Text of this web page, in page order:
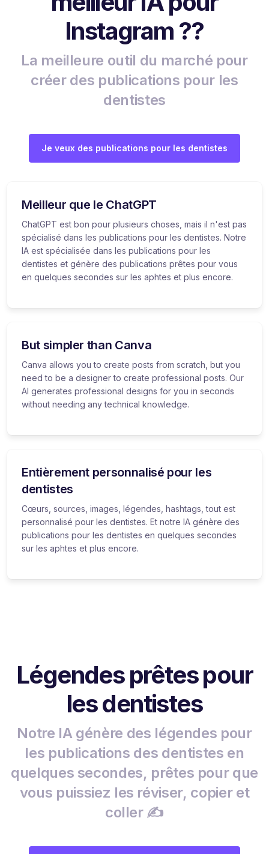
Instagram ??
La meilleure outil du marché pour
créer des publications pour les
dentistes
Je veux des publications pour les dentistes
Meilleur que le ChatGPT
ChatGPT est bon pour plusieurs choses, mais il n'est pas
spécialisé dans les publications pour les dentistes. Notre
IA est spécialisée dans les publications pour les
dentistes et génère des publications prêtes pour vous
en quelques secondes sur les aphtes et plus encore.
But simpler than Canva
Canva allows you to create posts from scratch, but you
need to be a designer to create professional posts. Our
AI generates professional designs for you in seconds
without needing any technical knowledge.
Entièrement personnalisé pour les
dentistes
Cœurs, sources, images, légendes, hashtags, tout est
personnalisé pour les dentistes. Et notre IA génère des
publications pour les dentistes en quelques secondes
sur les aphtes et plus encore.
Légendes prêtes pour
les dentistes
Notre IA génère des légendes pour
les publications des dentistes en
quelques secondes, prêtes pour que
vous puissiez les réviser, copier et
coller ✍️